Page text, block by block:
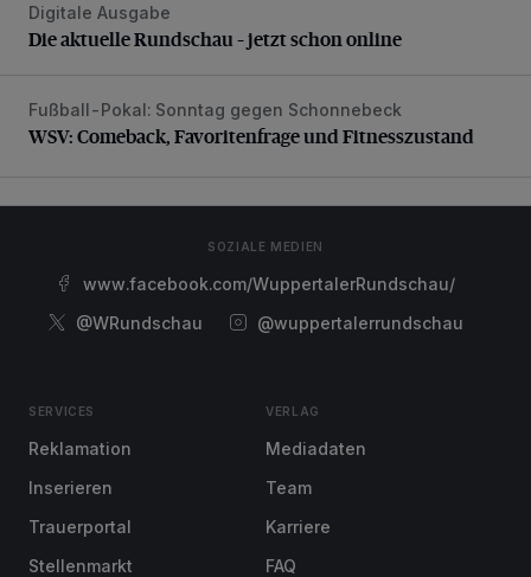
Die aktuelle Rundschau – jetzt schon online
Digitale Ausgabe
Die aktuelle Rundschau – jetzt schon online
WSV: Comeback, Favoritenfrage und Fitnesszustand
Fußball-Pokal: Sonntag gegen Schonnebeck
WSV: Comeback, Favoritenfrage und Fitnesszustand
SOZIALE MEDIEN
www.facebook.com/WuppertalerRundschau/
@WRundschau
@wuppertalerrundschau
SERVICES
Reklamation
Inserieren
Trauerportal
Stellenmarkt
VERLAG
Mediadaten
Team
Karriere
FAQ